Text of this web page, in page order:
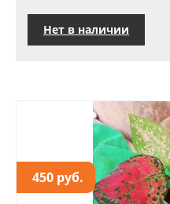
Нет в наличии
450 руб.